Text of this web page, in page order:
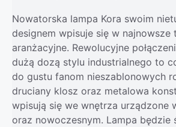
Nowatorska lampa Kora swoim
designem wpisuje się w najnowsze
aranżacyjne. Rewolucyjne
dużą dozą stylu industrialnego to
do gustu fanom nieszablonowych
druciany klosz oraz metalowa
wpisują się we wnętrza urządzone
oraz nowoczesnym. Lampa będzie